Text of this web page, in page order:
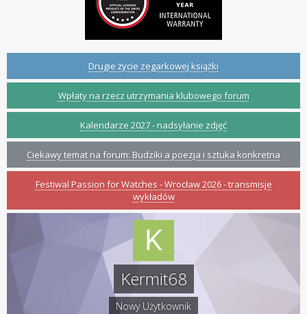
Drugie życie zegarkowej książki
Wpłaty na rzecz utrzymania klubowego forum
Kalendarze 2027 - nadsyłanie zdjęć
Ciekawy temat na forum: Budziki a poezja i sztuka konkretna
Festiwal Passion for Watches - Wrocław 2026 - transmisje
wykładów
Kermit68
Nowy Użytkownik